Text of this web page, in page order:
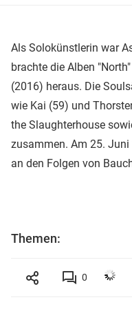
Als Solokünstlerin war
brachte die Alben
(2016) heraus. Die
wie Kai (59) und
the Slaughterhouse
zusammen. Am 25.
an den Folgen von
Themen:
0